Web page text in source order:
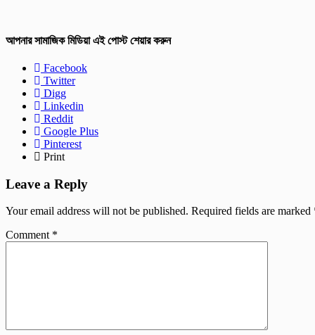
আপনার সামাজিক মিডিয়া এই পোস্ট শেয়ার করুন
Facebook
Twitter
Digg
Linkedin
Reddit
Google Plus
Pinterest
Print
Leave a Reply
Your email address will not be published. Required fields are marked
Comment *